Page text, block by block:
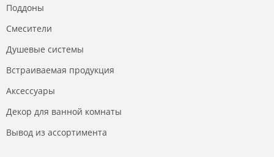
Поддоны
Смесители
Душевые системы
Встраиваемая продукция
Аксессуары
Декор для ванной комнаты
Вывод из ассортимента